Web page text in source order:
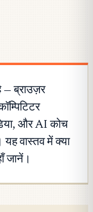
ब्राउज़र
और AI कोच
वास्तव में क्या
जानें।